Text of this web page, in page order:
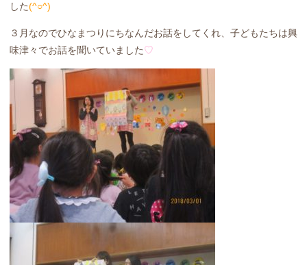
した(^○^)
３月なのでひなまつりにちなんだお話をしてくれ、子どもたちは興
味津々でお話を聞いていました♡